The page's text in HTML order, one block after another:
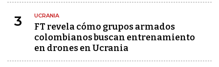
3 UCRANIA
FT revela cómo grupos armados
colombianos buscan entrenamiento
en drones en Ucrania